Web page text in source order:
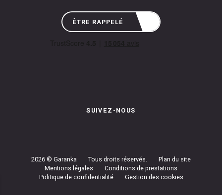
ÊTRE RAPPELÉ
SUIVEZ-NOUS
2026 © Garanka Tous droits réservés.
Plan du site
Mentions légales
Conditions de prestations
Politique de confidentialité
Gestion des cookies